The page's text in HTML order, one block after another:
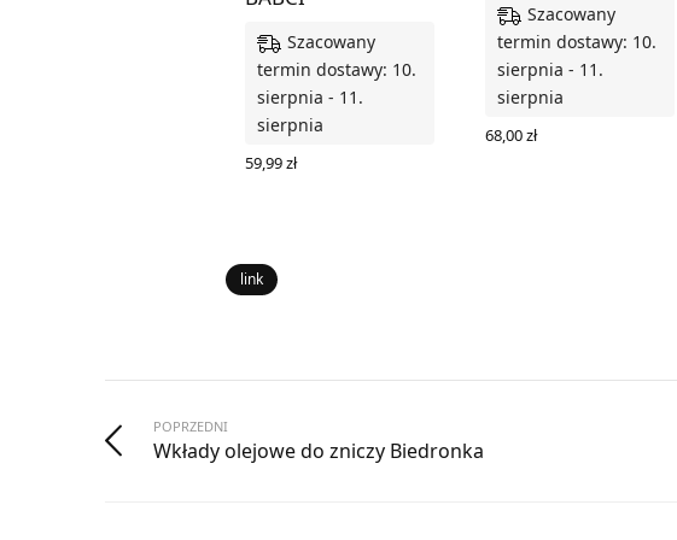
Szacowany
termin dostawy: 10.
sierpnia - 11.
sierpnia
59,99zł
Szacowany
termin dostawy: 10.
sierpnia - 11.
sierpnia
68,00zł
link
POPRZEDNI
Wkłady olejowe do zniczy Biedronka